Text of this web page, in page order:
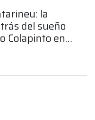
la
del sueño
Colapinto en